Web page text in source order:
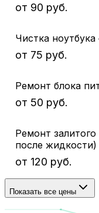
от 90 руб.
Чистка
от 75 руб.
Ремонт блока
от 50 руб.
Ремонт
после жидкости)
от 120 руб.
Показать все цены